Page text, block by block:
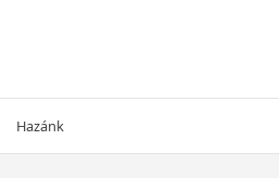
Hazánk